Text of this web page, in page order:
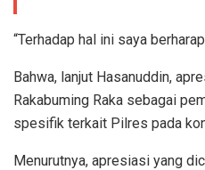
“Terhadap hal ini saya
Bahwa, lanjut Hasanuddin,
Rakabuming Raka sebagai
spesifik terkait Pilres pada
Menurutnya, apresiasi yang